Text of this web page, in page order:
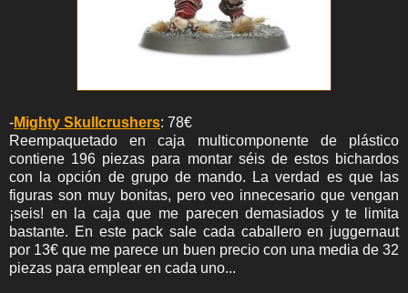
-Mighty Skullcrushers: 78€
Reempaquetado en caja multicomponente de plástico
contiene 196 piezas para montar séis de estos bichardos
con la opción de grupo de mando. La verdad es que las
figuras son muy bonitas, pero veo innecesario que vengan
¡seis! en la caja que me parecen demasiados y te limita
bastante. En este pack sale cada caballero en juggernaut
por 13€ que me parece un buen precio con una media de 32
piezas para emplear en cada uno...